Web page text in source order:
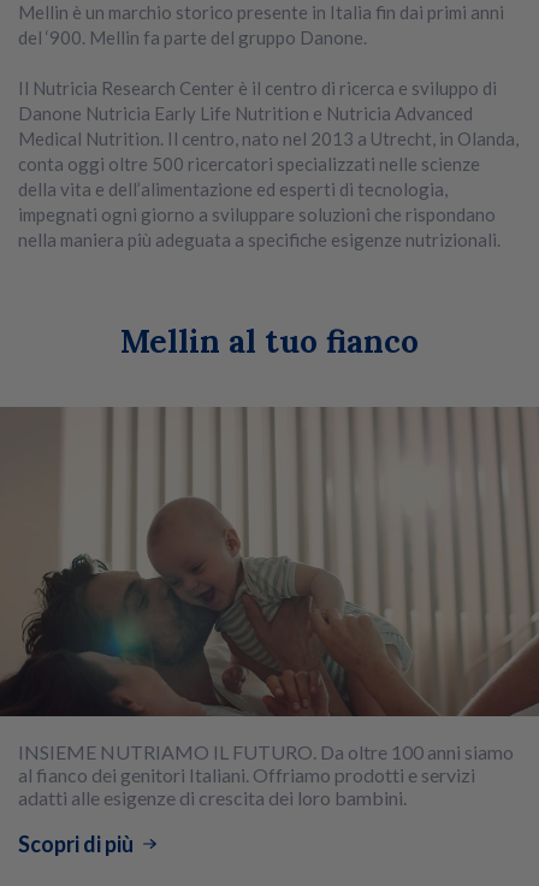
Mellin è un marchio storico presente in Italia fin dai primi anni
del ‘900. Mellin fa parte del gruppo Danone.
Il Nutricia Research Center è il centro di ricerca e sviluppo di
Danone Nutricia Early Life Nutrition e Nutricia Advanced
Medical Nutrition. Il centro, nato nel 2013 a Utrecht, in Olanda,
conta oggi oltre 500 ricercatori specializzati nelle scienze
della vita e dell’alimentazione ed esperti di tecnologia,
impegnati ogni giorno a sviluppare soluzioni che rispondano
nella maniera più adeguata a specifiche esigenze nutrizionali.
Mellin al tuo fianco
INSIEME NUTRIAMO IL FUTURO. Da oltre 100 anni siamo
al fianco dei genitori Italiani. Offriamo prodotti e servizi
adatti alle esigenze di crescita dei loro bambini.
Scopri di più